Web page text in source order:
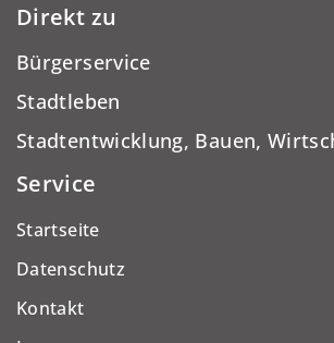
Direkt zu
Bürgerservice
Stadtleben
Stadtentwicklung, Bauen,
Service
Startseite
Datenschutz
Kontakt